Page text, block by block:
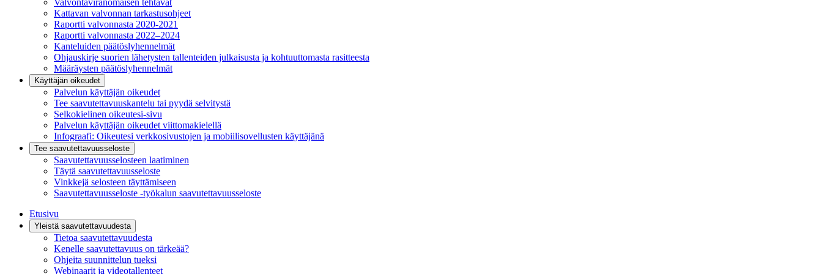
Valvontaviranomaisen tehtävät
Kattavan valvonnan tarkastusohjeet
Raportti valvonnasta 2020-2021
Raportti valvonnasta 2022–2024
Kanteluiden päätöslyhennelmät
Ohjauskirje suorien lähetysten tallenteiden julkaisusta ja kohtuuttomasta rasitteesta
Määräysten päätöslyhennelmät
Käyttäjän oikeudet
Palvelun käyttäjän oikeudet
Tee saavutettavuuskantelu tai pyydä selvitystä
Selkokielinen oikeutesi-sivu
Palvelun käyttäjän oikeudet viittomakielellä
Infograafi: Oikeutesi verkkosivustojen ja mobiilisovellusten käyttäjänä
Tee saavutettavuusseloste
Saavutettavuus­selosteen laatiminen
Täytä saavutettavuusseloste
Vinkkejä selosteen täyttämiseen
Saavutettavuusseloste -työkalun saavutettavuusseloste
Etusivu
Yleistä saavutettavuudesta
Tietoa saavutettavuudesta
Kenelle saavutettavuus on tärkeää?
Ohjeita suunnittelun tueksi
Webinaarit ja videotallenteet